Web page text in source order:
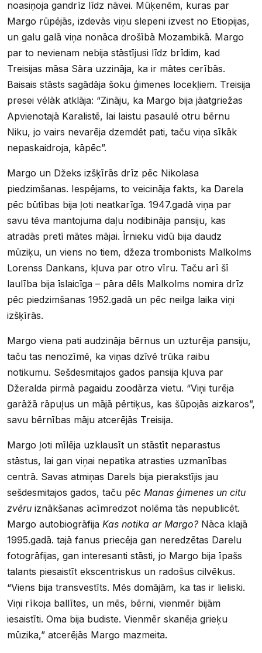
noasiņoja gandrīz līdz nāvei. Mūķenēm, kuras par
Margo rūpējās, izdevās viņu slepeni izvest no Etiopijas,
un galu galā viņa nonāca drošībā Mozambikā. Margo
par to nevienam nebija stāstījusi līdz brīdim, kad
Treisijas māsa Sāra uzzināja, ka ir mātes cerībās.
Baisais stāsts sagādāja šoku ģimenes locekļiem. Treisija
presei vēlāk atklāja: “Zināju, ka Margo bija jāatgriežas
Apvienotajā Karalistē, lai laistu pasaulē otru bērnu
Niku, jo vairs nevarēja dzemdēt pati, taču viņa sīkāk
nepaskaidroja, kāpēc”.
Margo un Džeks izšķīrās drīz pēc Nikolasa
piedzimšanas. Iespējams, to veicināja fakts, ka Darela
pēc būtības bija ļoti neatkarīga. 1947.gadā viņa par
savu tēva mantojuma daļu nodibināja pansiju, kas
atradās pretī mātes mājai. Īrnieku vidū bija daudz
mūziķu, un viens no tiem, džeza trombonists Malkolms
Lorenss Dankans, kļuva par otro vīru. Taču arī šī
laulība bija īslaicīga – pāra dēls Malkolms nomira drīz
pēc piedzimšanas 1952.gadā un pēc neilga laika viņi
izšķīrās.
Margo viena pati audzināja bērnus un uzturēja pansiju,
taču tas nenozīmē, ka viņas dzīvē trūka raibu
notikumu. Sešdesmitajos gados pansija kļuva par
Džeralda pirmā pagaidu zoodārza vietu. “Viņi turēja
garāžā rāpuļus un mājā pērtiķus, kas šūpojās aizkaros”,
savu bērnības māju atcerējās Treisija.
Margo ļoti mīlēja uzklausīt un stāstīt neparastus
stāstus, lai gan viņai nepatika atrasties uzmanības
centrā. Savas atmiņas Darels bija pierakstījis jau
sešdesmitajos gados, taču pēc Manas ģimenes un citu
zvēru iznākšanas acīmredzot nolēma tās nepublicēt.
Margo autobiogrāfija Kas notika ar Margo? Nāca klajā
1995.gadā. tajā fanus priecēja gan neredzētas Darelu
fotogrāfijas, gan interesanti stāsti, jo Margo bija īpašs
talants piesaistīt ekscentriskus un radošus cilvēkus.
“Viens bija transvestīts. Mēs domājām, ka tas ir lieliski.
Viņi rīkoja ballītes, un mēs, bērni, vienmēr bijām
iesaistīti. Oma bija budiste. Vienmēr skanēja grieķu
mūzika,” atcerējās Margo mazmeita.